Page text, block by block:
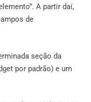
A partir daí,
de
seção da
por padrão) e um